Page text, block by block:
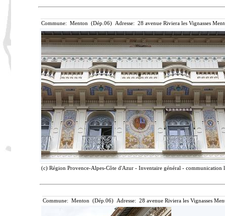
Commune: Menton (Dép.06) Adresse: 28 avenue Riviera les Vignasses
(c) Région Provence-Alpes-Côte d'Azur - Inventaire général -
Commune: Menton (Dép.06) Adresse: 28 avenue Riviera les Vignasses